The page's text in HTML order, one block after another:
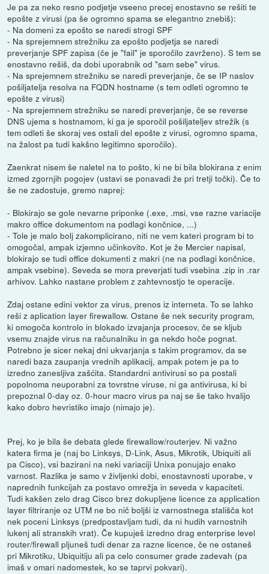
Je pa za neko resno podjetje vseeno precej enostavno se rešiti te
epošte z virusi (pa še ogromno spama se elegantno znebiš):
- Na domeni za epošto se naredi strogi SPF
- Na sprejemnem strežniku za epošto podjetja se naredi
preverjanje SPF zapisa (če je "fail" je sporočilo zavrženo). S tem se
enostavno rešiš, da dobi uporabnik od "sam sebe" virus.
- Na sprejemnem strežniku se naredi preverjanje, če se IP naslov
pošiljatelja resolva na FQDN hostname (s tem odleti ogromno te
epošte z virusi)
- Na sprejemnem strežniku se naredi preverjanje, če se reverse
DNS ujema s hostnamom, ki ga je sporočil pošiljateljev strežik (s
tem odleti še skoraj ves ostali del epošte z virusi, ogromno spama,
na žalost pa tudi kakšno legitimno sporočilo).
Zaenkrat nisem še naletel na to pošto, ki ne bi bila blokirana z enim
izmed zgornjih pogojev (ustavi se ponavadi že pri tretji točki). Če to
še ne zadostuje, gremo naprej:
- Blokirajo se gole nevarne priponke (.exe, .msi, vse razne variacije
makro office dokumentom na podlagi končnice, ...)
- Tole je malo bolj zakomplicirano, niti ne vem kateri program bi to
omogočal, ampak izjemno učinkovito. Kot je že Mercier napisal,
blokirajo se tudi office dokumenti z makri (ne na podlagi končnice,
ampak vsebine). Seveda se mora preverjati tudi vsebina .zip in .rar
arhivov. Lahko nastane problem z zahtevnostjo te operacije.
Zdaj ostane edini vektor za virus, prenos iz interneta. To se lahko
reši z aplication layer firewallow. Ostane še nek security program,
ki omogoča kontrolo in blokado izvajanja procesov, če se kljub
vsemu znajde virus na računalniku in ga nekdo hoče pognat.
Potrebno je sicer nekaj dni ukvarjanja s takim programov, da se
naredi baza zaupanja vrednih aplikacij, ampak potem je pa to
izredno zanesljiva zašćita. Standardni antivirusi so pa postali
popolnoma neuporabni za tovrstne viruse, ni ga antivirusa, ki bi
prepoznal 0-day oz. 0-hour macro virus pa naj se še tako hvalijo
kako dobro hevristiko imajo (nimajo je).
Prej, ko je bila še debata glede firewallow/routerjev. Ni važno
katera firma je (naj bo Linksys, D-Link, Asus, Mikrotik, Ubiquiti ali
pa Cisco), vsi bazirani na neki variaciji Unixa ponujajo enako
varnost. Razlika je samo v življenki dobi, enostavnosti uporabe, v
naprednih funkcijah za postavo omrežja in seveda v kapaciteti.
Tudi kakšen zelo drag Cisco brez dokupljene licence za application
layer filtriranje oz UTM ne bo nič boljši iz varnostnega stališča kot
nek poceni Linksys (predpostavljam tudi, da ni hudih varnostnih
lukenj ali stranskih vrat). Če kupuješ izredno drag enterprise level
router/firewall pljuneš tudi denar za razne licence, če ne ostaneš
pri Mikrotiku, Ubiquitiju ali pa celo consumer grade zadevah (pa
imaš v omari nadomestek, ko se taprvi pokvari).